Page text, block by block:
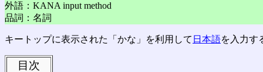
外語：KANA input method
品詞：名詞
キートップに表示された「かな」を利用して 日本語を入力す
目次